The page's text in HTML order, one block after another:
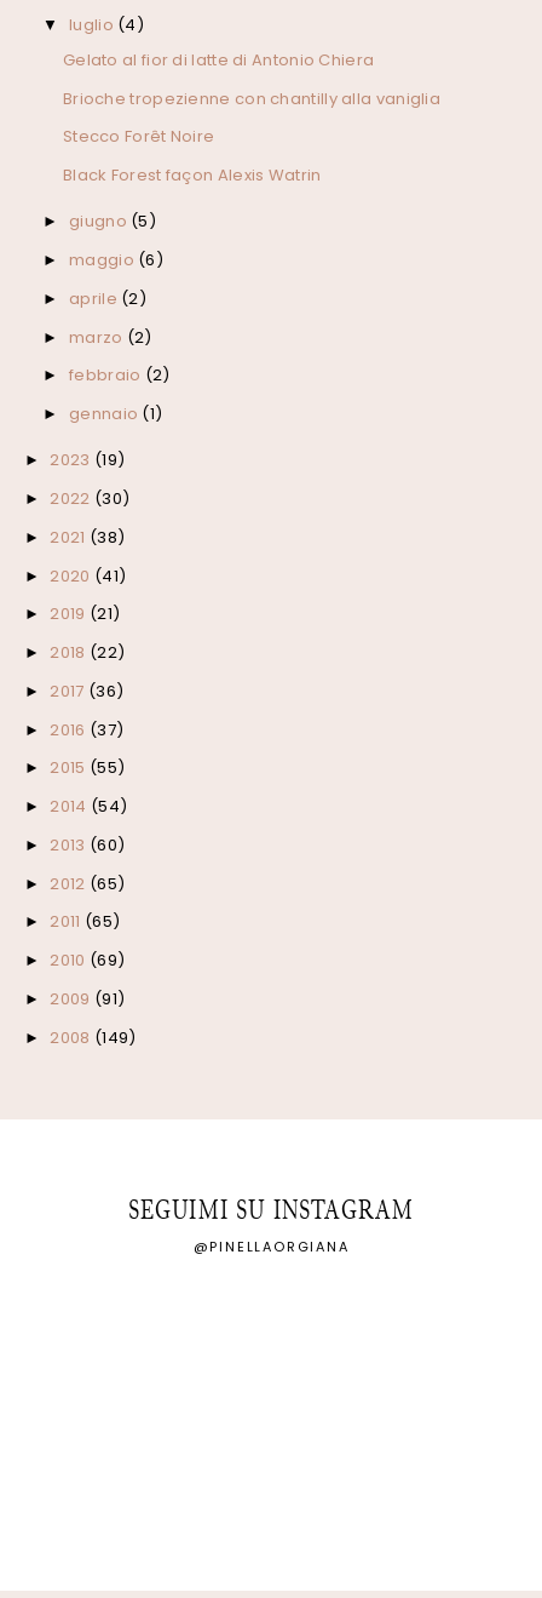
▼ luglio (4)
Gelato al fior di latte di Antonio Chiera
Brioche tropezienne con chantilly alla vaniglia
Stecco Forêt Noire
Black Forest façon Alexis Watrin
► giugno (5)
► maggio (6)
► aprile (2)
► marzo (2)
► febbraio (2)
► gennaio (1)
► 2023 (19)
► 2022 (30)
► 2021 (38)
► 2020 (41)
► 2019 (21)
► 2018 (22)
► 2017 (36)
► 2016 (37)
► 2015 (55)
► 2014 (54)
► 2013 (60)
► 2012 (65)
► 2011 (65)
► 2010 (69)
► 2009 (91)
► 2008 (149)
SEGUIMI SU INSTAGRAM
@PINELLAORGIANA